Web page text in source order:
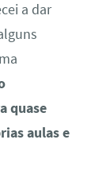
a dar
quase
aulas e